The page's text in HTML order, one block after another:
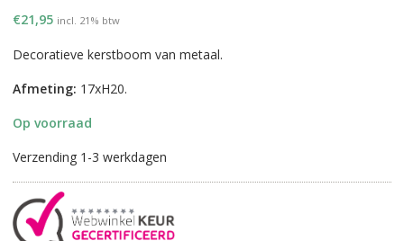
€21,95 incl. 21% btw
Decoratieve kerstboom van metaal.
Afmeting: 17xH20.
Op voorraad
Verzending 1-3 werkdagen